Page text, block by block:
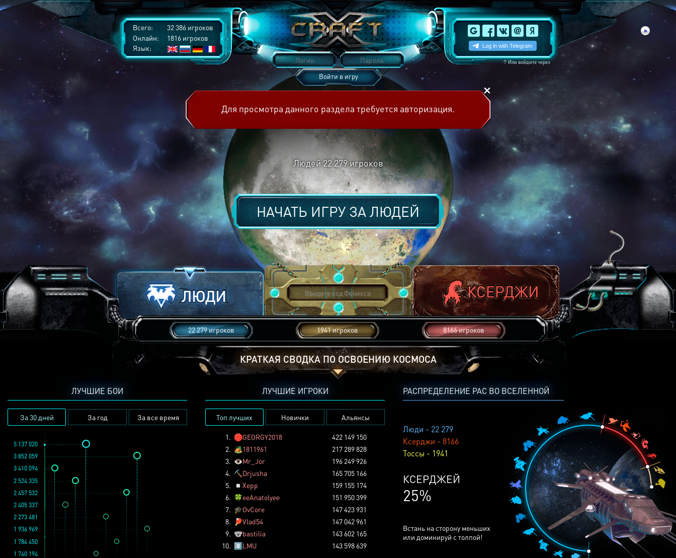
Всего:
32 386 игроков
Онлайн:
1816 игроков
Язык:
↑Или войдите через
Войти в игру
Для просмотра данного раздела требуется авторизация.
Людей 22 279игроков
НАЧАТЬ ИГРУ ЗАЛЮДЕЙ
22 279 игроков 1941 игроков 8166 игроков
КРАТКАЯ СВОДКА ПО ОСВОЕНИЮ КОСМОСА
РАСПРЕДЕЛЕНИЕ РАС ВО ВСЕЛЕННОЙ
Люди - 22 279
Ксерджи - 8166
Тоссы - 1941
КСЕРДЖЕЙ
25%
Встань на сторону меньших
или доминируй с толпой!
ЛУЧШИЕ БОИ
За 30 дней За год За все время
1 936 969
3 852 059
2 457 532
1 784 450
2 273 481
1 740 194
5 137 020
2 524 335
2 405 337
3 410 094
ЛУЧШИЕ ИГРОКИ
Топ лучших Новички Альянсы
1. 🛑GEORGY2018
422 149 150
2. 🏕️1811961
217 289 828
3. 👁️Mr_Jor
196 249 926
4. ⛏️ Drjusha
165 705 166
5.
◽ Xepp
159 155 174
6. 🍀eeAnatolyee
151 950 399
7. 🎓OvCore
147 423 931
8.
🏓Vlad54
147 042 961
9. 🐨bastilia
143 602 165
10. 8️⃣LMU 143 598 639